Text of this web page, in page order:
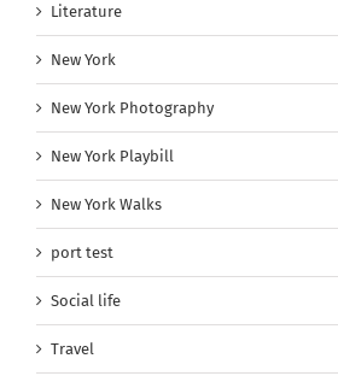
Literature
New York
New York Photography
New York Playbill
New York Walks
port test
Social life
Travel